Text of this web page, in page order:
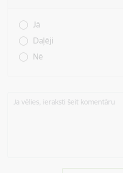
Jā
Daļēji
Nē
Ja vēlies, ieraksti šeit komentāru